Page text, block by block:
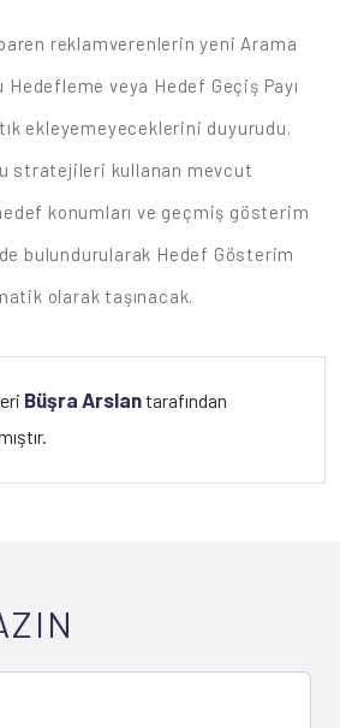
reklamverenlerin yeni Arama
Hedefleme veya Hedef Geçiş Payı
ekleyemeyeceklerini duyurudu.
stratejileri kullanan mevcut
konumları ve geçmiş gösterim
bulundurularak Hedef Gösterim
olarak taşınacak.
Büşra Arslantarafından